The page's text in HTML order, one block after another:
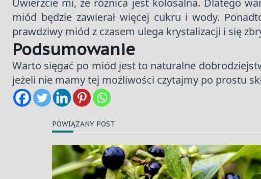
miód będzie zawierał więcej cukru i wody.
prawdziwy miód z czasem ulega krystalizacji i się
Podsumowanie
Warto sięgać po miód jest to naturalne
jeżeli nie mamy tej możliwości czytajmy po prostu
POWIĄZANY POST